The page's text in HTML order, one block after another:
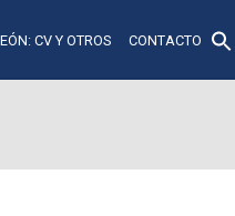
CV Y OTROS CONTACTO